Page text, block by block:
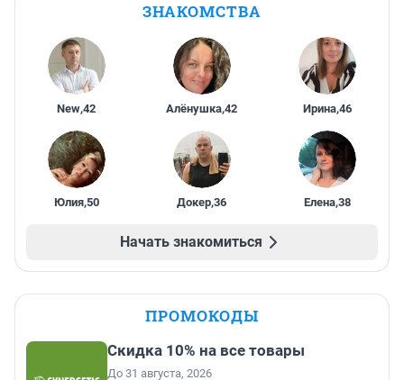
ЗНАКОМСТВА
New,42 Алёнушка,42 Ирина,46
Юлия,50 Докер,36 Елена,38
Начать знакомиться
ПРОМОКОДЫ
Скидка 10% на все товары
До 31 августа, 2026